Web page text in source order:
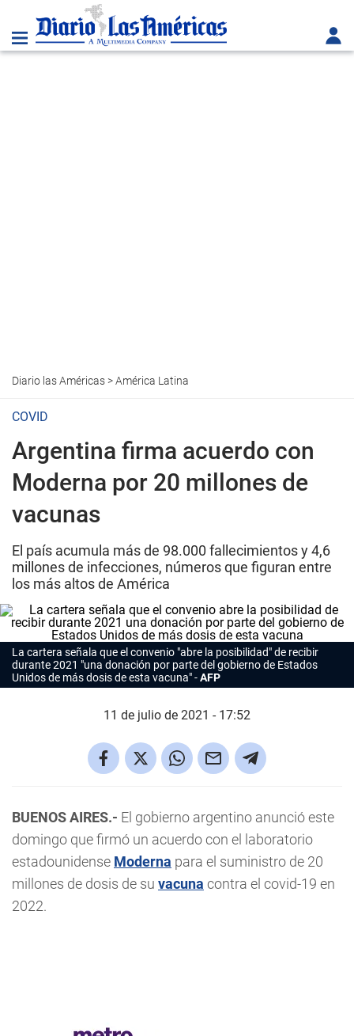
Diario las Américas>América Latina
COVID
Argentina firma acuerdo con
Moderna por 20 millones de
vacunas
El país acumula más de 98.000 fallecimientos y 4,6
millones de infecciones, números que figuran entre
los más altos de América
La cartera señala que el convenio "abre la posibilidad" de recibir
durante 2021 "una donación por parte del gobierno de Estados
Unidos de más dosis de esta vacuna"
AFP
11 de julio de 2021 - 17:52
BUENOS AIRES.- El gobierno argentino anunció este
domingo que firmó un acuerdo con el laboratorio
estadounidense Moderna para el suministro de 20
millones de dosis de su vacuna contra el covid-19 en
2022.